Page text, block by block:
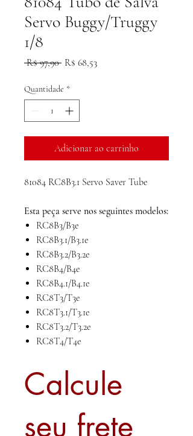
Servo Buggy/Truggy
1/8
R$ 97,90 Preço
R$ 68,53Preço
Quantidade *
Adicionar ao carrinho
81084 RC8B3.1 Servo Saver Tube
Esta peça serve nos seguintes modelos:
RC8B3/B3e
RC8B3.1/B3.1e
RC8B3.2/B3.2e
RC8B4/B4e
RC8B4.1/B4.1e
RC8T3/T3e
RC8T3.1/T3.1e
RC8T3.2/T3.2e
RC8T4/T4e
Calcule
seu frete